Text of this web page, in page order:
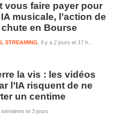
vous faire payer pour
musicale, l’action de
chute en Bourse
Il y a 2 jours et 17 heures
, STREAMING
la vis : les vidéos
l’IA risquent de ne
un centime
semaines et 3 jours